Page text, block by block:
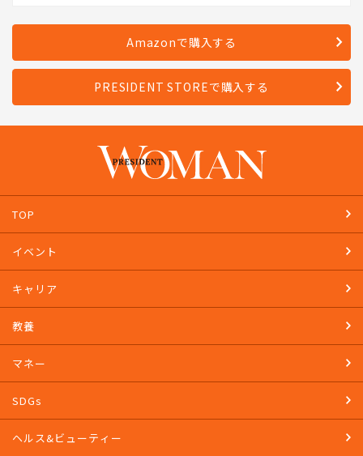
Amazonで購入する
PRESIDENT STOREで購入する
TOP
イベント
キャリア
教養
マネー
SDGs
ヘルス&ビューティー